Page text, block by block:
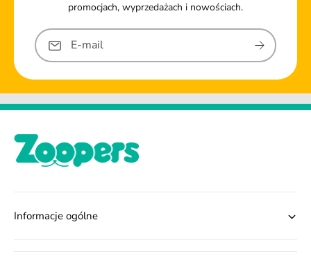
promocjach, wyprzedażach i nowościach.
E-mail
Informacje ogólne